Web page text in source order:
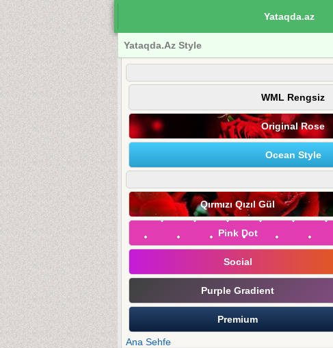
Yataqda.az
Yataqda.Az Style
WML Rengsiz
Original Rose
Ocean Style
Qırmızı Qızıl Gül
Pink Dot
Social
Purple Gradient
Premium
Ana Sehfe